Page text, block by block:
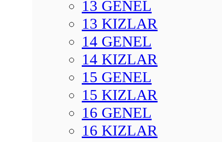
13 GENEL
13 KIZLAR
14 GENEL
14 KIZLAR
15 GENEL
15 KIZLAR
16 GENEL
16 KIZLAR